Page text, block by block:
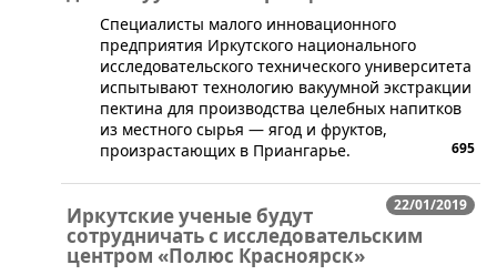
​Специалисты малого инновационного
предприятия Иркутского национального
исследовательского технического университета
испытывают технологию вакуумной экстракции
пектина для производства целебных напитков
из местного сырья — ягод и фруктов,
произрастающих в Приангарье.
695
22/01/2019
Иркутские ученые будут
сотрудничать с исследовательским
центром «Полюс Красноярск»